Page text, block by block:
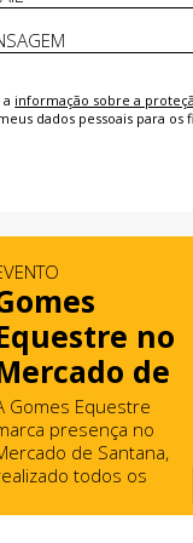
a informação sobre a
dados pessoais para os
no
de
Gomes Equestre
presença no
de Santana,
todos os